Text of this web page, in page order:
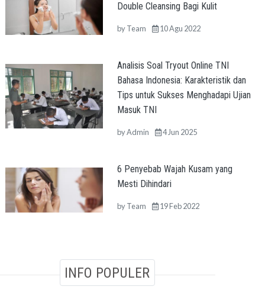
Double Cleansing Bagi Kulit
byTeam 10 Agu 2022
Analisis Soal Tryout Online TNI
Bahasa Indonesia: Karakteristik dan
Tips untuk Sukses Menghadapi Ujian
Masuk TNI
byAdmin 4 Jun 2025
6 Penyebab Wajah Kusam yang
Mesti Dihindari
byTeam 19 Feb 2022
INFO POPULER